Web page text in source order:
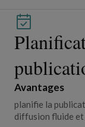
Avantages
planifie la
diffusion fluide et